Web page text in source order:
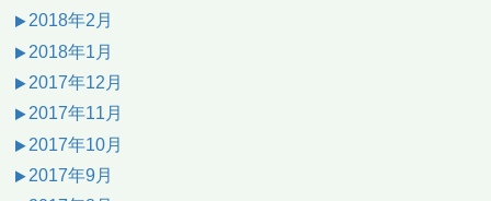
2018年2月
2018年1月
2017年12月
2017年11月
2017年10月
2017年9月